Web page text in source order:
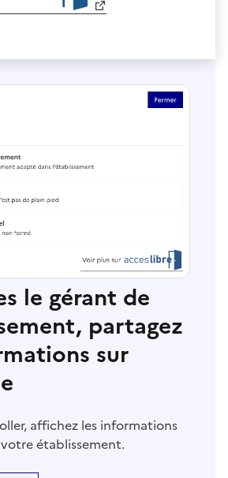
le gérant de
partagez
sur
affichez les informations
établissement.